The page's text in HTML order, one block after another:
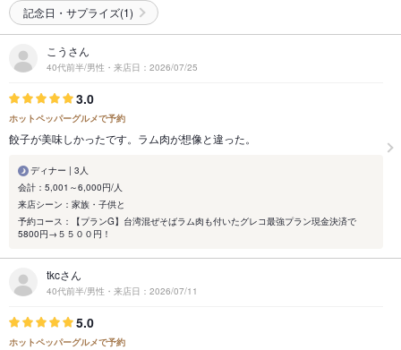
記念日・サプライズ(1)
こうさん
40代前半/男性・来店日：2026/07/25
3.0
ホットペッパーグルメで予約
餃子が美味しかったです。ラム肉が想像と違った。
ディナー | 3人
会計：5,001～6,000円/人
来店シーン：家族・子供と
予約コース：【プランG】台湾混ぜそばラム肉も付いたグレコ最強プラン現金決済で
5800円→５５００円！
tkcさん
40代前半/男性・来店日：2026/07/11
5.0
ホットペッパーグルメで予約